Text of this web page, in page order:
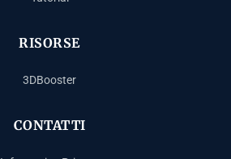
RISORSE
3DBooster
CONTATTI